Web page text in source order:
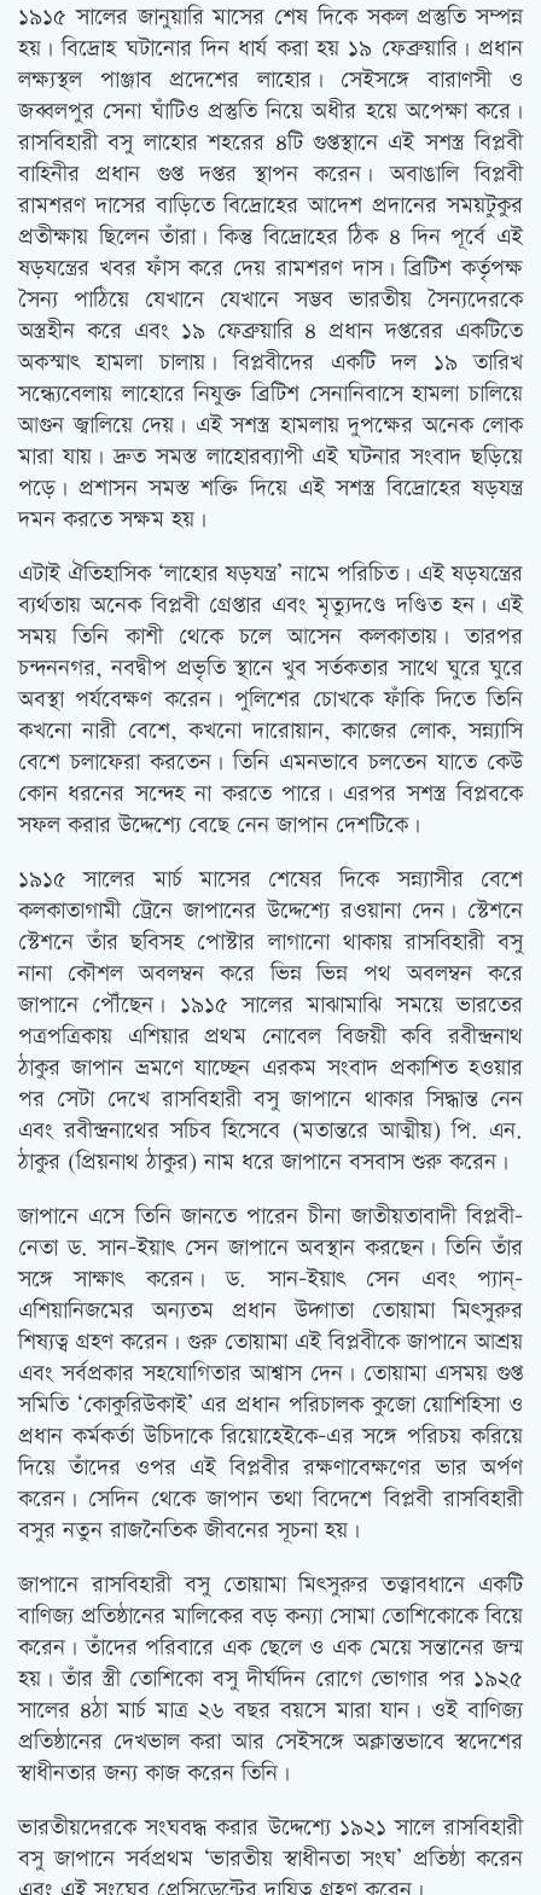
১৯১৫ সালের জানুয়ারি মাসের শেষ দিকে সকল প্রস্তুতি সম্পন্ন
হয়। বিদ্রোহ ঘটানোর দিন ধার্য করা হয় ১৯ ফেব্রুয়ারি। প্রধান
লক্ষ্যস্থল পাঞ্জাব প্রদেশের লাহোর। সেইসঙ্গে বারাণসী ও
জব্বলপুর সেনা ঘাঁটিও প্রস্তুতি নিয়ে অধীর হয়ে অপেক্ষা করে।
রাসবিহারী বসু লাহোর শহরের ৪টি গুপ্তস্থানে এই সশস্ত্র বিপ্লবী
বাহিনীর প্রধান গুপ্ত দপ্তর স্থাপন করেন। অবাঙালি বিপ্লবী
রামশরণ দাসের বাড়িতে বিদ্রোহের আদেশ প্রদানের সময়টুকুর
প্রতীক্ষায় ছিলেন তাঁরা। কিন্তু বিদ্রোহের ঠিক ৪ দিন পূর্বে এই
ষড়যন্ত্রের খবর ফাঁস করে দেয় রামশরণ দাস। ব্রিটিশ কর্তৃপক্ষ
সৈন্য পাঠিয়ে যেখানে যেখানে সম্ভব ভারতীয় সৈন্যদেরকে
অস্ত্রহীন করে এবং ১৯ ফেব্রুয়ারি ৪ প্রধান দপ্তরের একটিতে
অকস্মাৎ হামলা চালায়। বিপ্লবীদের একটি দল ১৯ তারিখ
সন্ধ্যেবেলায় লাহোরে নিযুক্ত ব্রিটিশ সেনানিবাসে হামলা চালিয়ে
আগুন জ্বালিয়ে দেয়। এই সশস্ত্র হামলায় দুপক্ষের অনেক লোক
মারা যায়। দ্রুত সমস্ত লাহোরব্যাপী এই ঘটনার সংবাদ ছড়িয়ে
পড়ে। প্রশাসন সমস্ত শক্তি দিয়ে এই সশস্ত্র বিদ্রোহের ষড়যন্ত্র
দমন করতে সক্ষম হয়।
এটাই ঐতিহাসিক ‘লাহোর ষড়যন্ত্র’ নামে পরিচিত। এই ষড়যন্ত্রের
ব্যর্থতায় অনেক বিপ্লবী গ্রেপ্তার এবং মৃত্যুদণ্ডে দণ্ডিত হন। এই
সময় তিনি কাশী থেকে চলে আসেন কলকাতায়। তারপর
চন্দননগর, নবদ্বীপ প্রভৃতি স্থানে খুব সর্তকতার সাথে ঘুরে ঘুরে
অবস্থা পর্যবেক্ষণ করেন। পুলিশের চোখকে ফাঁকি দিতে তিনি
কখনো নারী বেশে, কখনো দারোয়ান, কাজের লোক, সন্ন্যাসি
বেশে চলাফেরা করতেন। তিনি এমনভাবে চলতেন যাতে কেউ
কোন ধরনের সন্দেহ না করতে পারে। এরপর সশস্ত্র বিপ্লবকে
সফল করার উদ্দেশ্যে বেছে নেন জাপান দেশটিকে।
১৯১৫ সালের মার্চ মাসের শেষের দিকে সন্ন্যাসীর বেশে
কলকাতাগামী ট্রেনে জাপানের উদ্দেশ্যে রওয়ানা দেন। স্টেশনে
স্টেশনে তাঁর ছবিসহ পোস্টার লাগানো থাকায় রাসবিহারী বসু
নানা কৌশল অবলম্বন করে ভিন্ন ভিন্ন পথ অবলম্বন করে
জাপানে পৌঁছেন। ১৯১৫ সালের মাঝামাঝি সময়ে ভারতের
পত্রপত্রিকায় এশিয়ার প্রথম নোবেল বিজয়ী কবি রবীন্দ্রনাথ
ঠাকুর জাপান ভ্রমণে যাচ্ছেন এরকম সংবাদ প্রকাশিত হওয়ার
পর সেটা দেখে রাসবিহারী বসু জাপানে থাকার সিদ্ধান্ত নেন
এবং রবীন্দ্রনাথের সচিব হিসেবে (মতান্তরে আত্মীয়) পি. এন.
ঠাকুর (প্রিয়নাথ ঠাকুর) নাম ধরে জাপানে বসবাস শুরু করেন।
জাপানে এসে তিনি জানতে পারেন চীনা জাতীয়তাবাদী বিপ্লবী-
নেতা ড. সান-ইয়াৎ সেন জাপানে অবস্থান করছেন। তিনি তাঁর
সঙ্গে সাক্ষাৎ করেন। ড. সান-ইয়াৎ সেন এবং প্যান্-
এশিয়ানিজমের অন্যতম প্রধান উদ্গাতা তোয়ামা মিৎসুরুর
শিষ্যত্ব গ্রহণ করেন। গুরু তোয়ামা এই বিপ্লবীকে জাপানে আশ্রয়
এবং সর্বপ্রকার সহযোগিতার আশ্বাস দেন। তোয়ামা এসময় গুপ্ত
সমিতি ‘কোকুরিউকাই’ এর প্রধান পরিচালক কুজো য়োশিহিসা ও
প্রধান কর্মকর্তা উচিদাকে রিয়োহেইকে-এর সঙ্গে পরিচয় করিয়ে
দিয়ে তাঁদের ওপর এই বিপ্লবীর রক্ষণাবেক্ষণের ভার অর্পণ
করেন। সেদিন থেকে জাপান তথা বিদেশে বিপ্লবী রাসবিহারী
বসুর নতুন রাজনৈতিক জীবনের সূচনা হয়।
জাপানে রাসবিহারী বসু তোয়ামা মিৎসুরুর তত্ত্বাবধানে একটি
বাণিজ্য প্রতিষ্ঠানের মালিকের বড় কন্যা সোমা তোশিকোকে বিয়ে
করেন। তাঁদের পরিবারে এক ছেলে ও এক মেয়ে সন্তানের জন্ম
হয়। তাঁর স্ত্রী তোশিকো বসু দীর্ঘদিন রোগে ভোগার পর ১৯২৫
সালের ৪ঠা মার্চ মাত্র ২৬ বছর বয়সে মারা যান। ওই বাণিজ্য
প্রতিষ্ঠানের দেখভাল করা আর সেইসঙ্গে অক্লান্তভাবে স্বদেশের
স্বাধীনতার জন্য কাজ করেন তিনি।
ভারতীয়দেরকে সংঘবদ্ধ করার উদ্দেশ্যে ১৯২১ সালে রাসবিহারী
বসু জাপানে সর্বপ্রথম ‘ভারতীয় স্বাধীনতা সংঘ’ প্রতিষ্ঠা করেন